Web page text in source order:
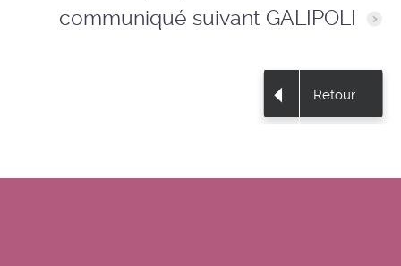
communiqué suivant GALIPOLI
Retour